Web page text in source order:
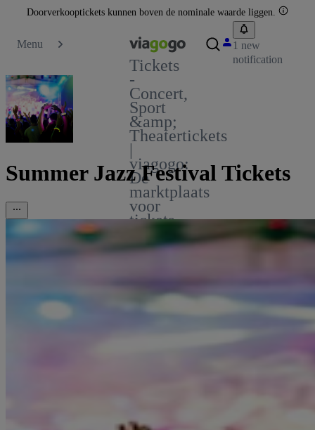
Doorverkooptickets kunnen boven de nominale waarde liggen.
Menu
Tickets
-
Concert,
Sport
&amp;
Theatertickets
|
viagogo:
De
marktplaats
voor
tickets
1 new
notification
Summer Jazz Festival Tickets